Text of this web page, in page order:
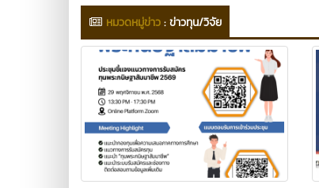
หมวดหมู่ข่าว:ข่าวทุน/วิจัย